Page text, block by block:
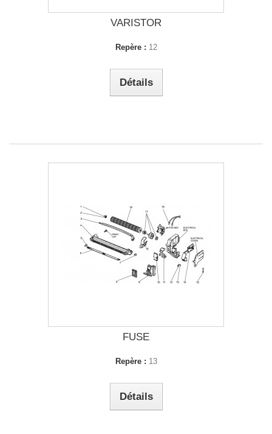
VARISTOR
Repère : 12
Détails
FUSE
Repère : 13
Détails